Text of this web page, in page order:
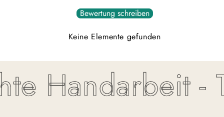
Bewertung schreiben
Keine Elemente gefunden
Handarbeit -